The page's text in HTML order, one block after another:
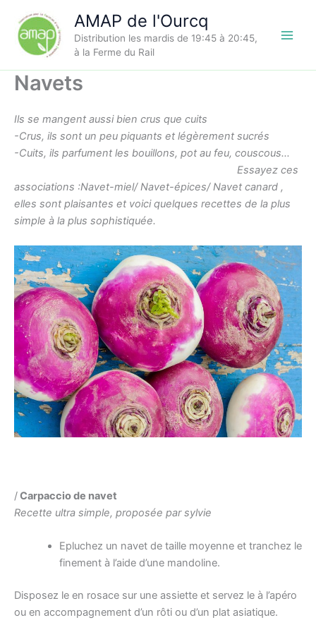
contenu
AMAP de l'Ourcq
Distribution les mardis de 19:45 à 20:45,
à la Ferme du Rail
Navets
Ils se mangent aussi bien crus que cuits
-Crus, ils sont un peu piquants et légèrement sucrés
-Cuits, ils parfument les bouillons, pot au feu, couscous…
Essayez ces
associations :Navet-miel/ Navet-épices/ Navet canard ,
elles sont plaisantes et voici quelques recettes de la plus
simple à la plus sophistiquée.
/Carpaccio de navet
Recette ultra simple, proposée par sylvie
Epluchez un navet de taille moyenne et tranchez le
finement à l’aide d’une mandoline.
Disposez le en rosace sur une assiette et servez le à l’apéro
ou en accompagnement d’un rôti ou d’un plat asiatique.